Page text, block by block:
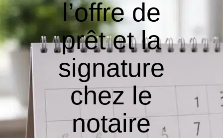
l’offre de
prêt et la
signature
chez le
notaire